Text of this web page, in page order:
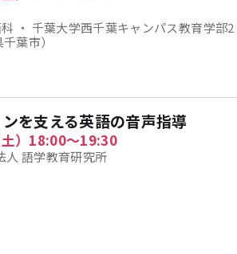
・ 千葉大学西千葉キャンパス教育学部2
葉市）
を支える英語の音声指導
）18:00〜19:30
人 語学教育研究所